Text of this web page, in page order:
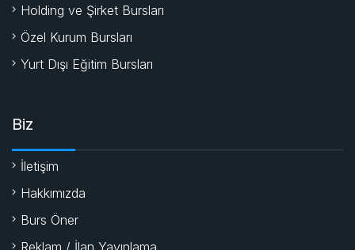
Holding ve Şirket Bursları
Özel Kurum Bursları
Yurt Dışı Eğitim Bursları
Biz
İletişim
Hakkımızda
Burs Öner
Reklam / İlan Yayınlama